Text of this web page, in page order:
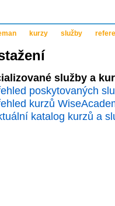
kurzy služby
služby a
poskytovaných
kurzů
katalog kurzů a